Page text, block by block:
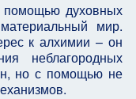
помощью духовных
мир.
к алхимии – он
неблагородных
но с помощью не